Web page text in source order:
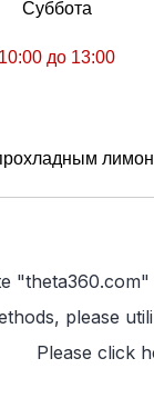
Суббота
10:00 до 13:00